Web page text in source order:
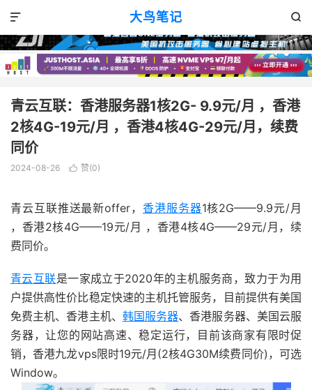
大鸟笔记 

VPS消息
青云互联：香港服务器1核2G- 9.9元/月 ，香港
2核4G-19元/月 ，香港4核4G-29元/月，续费
同价
2024-08-26  赞(0)
青云互联推送最新offer， 香港服务器1核2G——9.9元/月
，香港2核4G——19元/月 ，香港4核4G——29元/月，续
费同价。
青云互联是一家成立于2020年的主机服务商，致力于为用
户提供高性价比稳定快速的主机托管服务，目前提供有美国
免费主机、香港主机、 韩国服务器、香港服务器、美国云服
务器，让您的网站高速、稳定运行，目前该商家有限时促
销，香港九龙vps限时19元/月(2核4G30M续费同价)，可选
Window。